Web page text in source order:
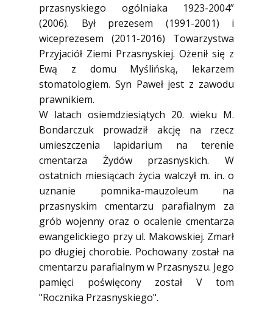
przasnyskiego ogólniaka 1923-2004”
(2006). Był prezesem (1991-2001) i
wiceprezesem (2011-2016) Towarzystwa
Przyjaciół Ziemi Przasnyskiej. Ożenił się z
Ewą z domu Myślińską, lekarzem
stomatologiem. Syn Paweł jest z zawodu
prawnikiem.
W latach osiemdziesiątych 20. wieku M.
Bondarczuk prowadził akcję na rzecz
umieszczenia lapidarium na terenie
cmentarza Żydów przasnyskich. W
ostatnich miesiącach życia walczył m. in. o
uznanie pomnika-mauzoleum na
przasnyskim cmentarzu parafialnym za
grób wojenny oraz o ocalenie cmentarza
ewangelickiego przy ul. Makowskiej. Zmarł
po długiej chorobie. Pochowany został na
cmentarzu parafialnym w Przasnyszu. Jego
pamięci poświęcony został V tom
"Rocznika Przasnyskiego".